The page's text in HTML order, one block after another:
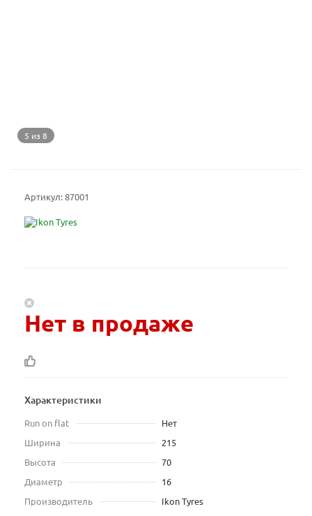
5 из 8
Артикул:87001
Нет в продаже
Характеристики
Run on flat
Нет
Ширина
215
Высота
70
Диаметр
16
Производитель
Ikon Tyres